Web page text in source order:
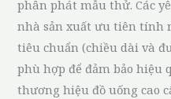
phân phát mẫu thử. Các
nhà sản xuất ưu tiên tính
tiêu chuẩn (chiều dài và
phù hợp để đảm bảo hiệu
thương hiệu đồ uống cao